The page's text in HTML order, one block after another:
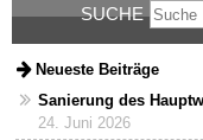
SUCHE
Neueste Beiträge
Sanierung des
24. Juni 2026